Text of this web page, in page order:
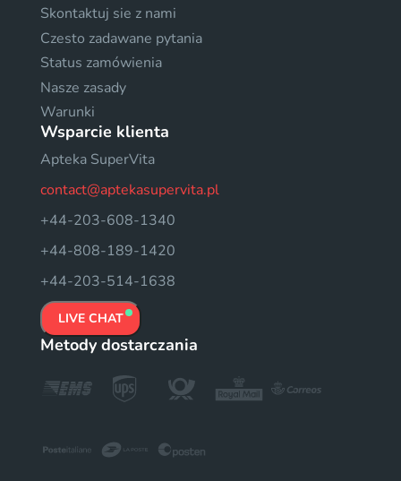
Skontaktuj sie z nami
Czesto zadawane pytania
Status zamówienia
Nasze zasady
Warunki
Wsparcie klienta
Apteka SuperVita
contact@aptekasupervita.pl
+44-203-608-1340
+44-808-189-1420
+44-203-514-1638
LIVE CHAT
Metody dostarczania